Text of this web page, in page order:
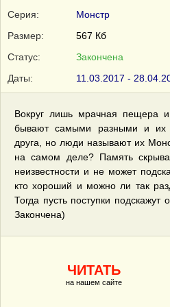
Серия:
Монстр
Размер:
567 Кб
Статус:
Закончена
Даты:
11.03.2017 -
Вокруг лишь мрачная пещера
бывают самыми разными и их
друга, но люди называют их
на самом деле? Память
неизвестности и не может
кто хороший и можно ли так
Тогда пусть поступки подскажут
Закончена)
ЧИТАТЬ
на нашем сайте